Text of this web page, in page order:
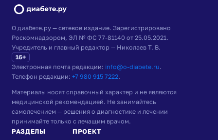
О диабете.ру — сетевое издание. Зарегистрировано
Роскомнадзором, ЭЛ № ФС 77-81140 от 25.05.2021.
Учредитель и главный редактор — Николаев Т. В.
16+
Электронная почта редакции: info@o-diabete.ru.
Телефон редакции: +7 980 915 7222.
Материалы носят справочный характер и не являются
медицинской рекомендацией. Не занимайтесь
самолечением — решения о диагностике и лечении
принимайте только с лечащим врачом.
РАЗДЕЛЫ ПРОЕКТ